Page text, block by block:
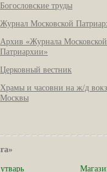
Богословские труды
Журнал Московской
Архив «Журнала Московской
Патриархии»
Церковный вестник
Храмы и часовни на ж/д
Москвы